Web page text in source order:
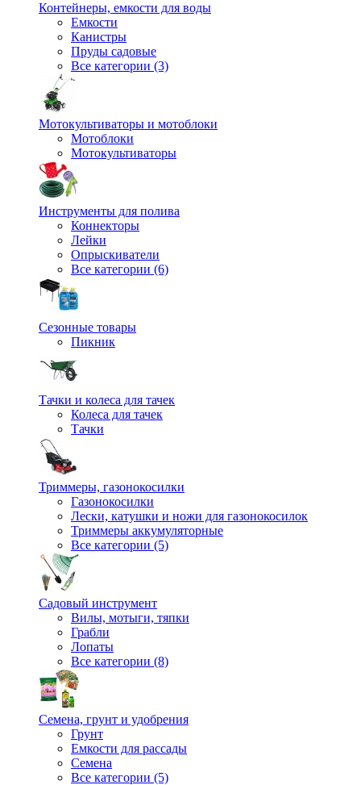
Контейнеры, емкости для воды
Емкости
Канистры
Пруды садовые
Все категории (3)
Мотокультиваторы и мотоблоки
Мотоблоки
Мотокультиваторы
Инструменты для полива
Коннекторы
Лейки
Опрыскиватели
Все категории (6)
Сезонные товары
Пикник
Тачки и колеса для тачек
Колеса для тачек
Тачки
Триммеры, газонокосилки
Газонокосилки
Лески, катушки и ножи для газонокосилок
Триммеры аккумуляторные
Все категории (5)
Садовый инструмент
Вилы, мотыги, тяпки
Грабли
Лопаты
Все категории (8)
Семена, грунт и удобрения
Грунт
Емкости для рассады
Семена
Все категории (5)